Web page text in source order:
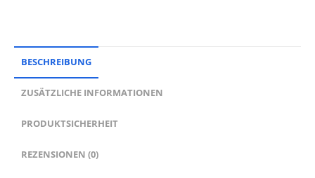
BESCHREIBUNG
ZUSÄTZLICHE INFORMATIONEN
PRODUKTSICHERHEIT
REZENSIONEN (0)